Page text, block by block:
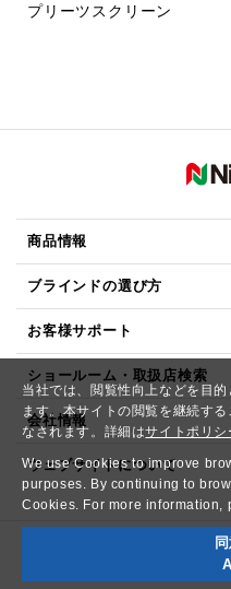
当社では、閲覧性向上などを目
ます。本サイトの閲覧を継続す
なされます。詳細はサイトポリシ
We use Cookies to improve
purposes. By continuing to
Cookies. For more information,
プリーツスクリーン
商品情報
ブラインドの選び方
お客様サポート
ショールーム・取扱店検索
会社情報
ウェブサイトについて
Copyright© NICHIBEI